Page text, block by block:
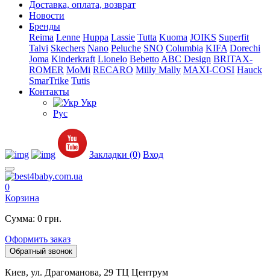
Доставка, оплата, возврат
Новости
Бренды
Reima Lenne Huppa Lassie Tutta Kuoma JOIKS Superfit
Talvi Skechers Nano Peluche SNO Columbia KIFA Dorechi
Joma Kinderkraft Lionelo Bebetto ABC Design BRITAX-
ROMER MoMi RECARO Milly Mally MAXI-COSI Hauck
SmarTrike Tutis
Контакты
Укр
Рус
Закладки (0) Вход
0
Корзина
Сумма: 0 грн.
Оформить заказ
Обратный звонок
Киев, ул. Драгоманова, 29 ТЦ Центрум